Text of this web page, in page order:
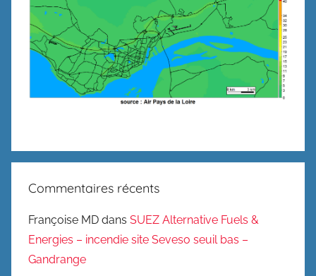
Commentaires récents
Françoise MD dans SUEZ Alternative Fuels &
Energies – incendie site Seveso seuil bas –
Gandrange